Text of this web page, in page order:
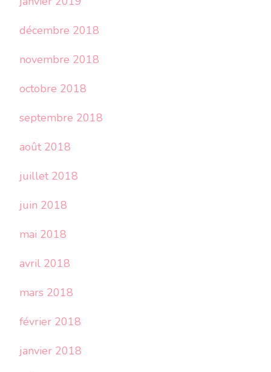
décembre 2018
novembre 2018
octobre 2018
septembre 2018
août 2018
juillet 2018
juin 2018
mai 2018
avril 2018
mars 2018
février 2018
janvier 2018